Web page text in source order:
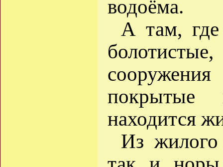
водоёма.
А там, где
покрытые
находится
Из